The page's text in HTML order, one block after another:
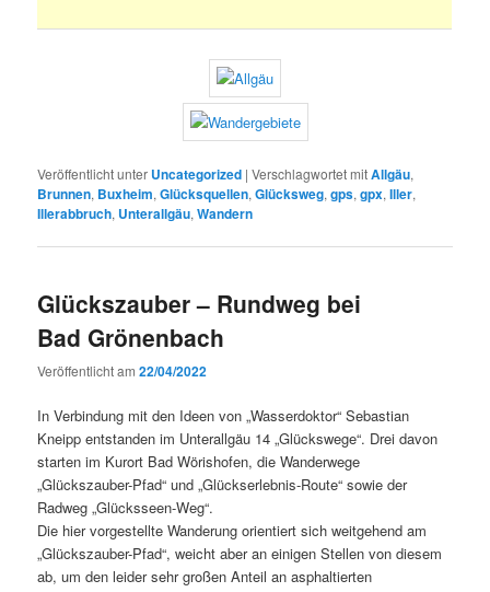
Veröffentlicht unter Uncategorized |Verschlagwortet mitAllgäu,
Brunnen, Buxheim,Glücksquellen,Glücksweg,gps,gpx,Iller,
Illerabbruch, Unterallgäu,Wandern
Glückszauber – Rundweg bei
Bad Grönenbach
Veröffentlicht am22/04/2022
In Verbindung mit den Ideen von „Wasserdoktor“ Sebastian
Kneipp entstanden im Unterallgäu 14 „Glückswege“. Drei davon
starten im Kurort Bad Wörishofen, die Wanderwege
„Glückszauber-Pfad“ und „Glückserlebnis-Route“ sowie der
Radweg „Glücksseen-Weg“.
Die hier vorgestellte Wanderung orientiert sich weitgehend am
„Glückszauber-Pfad“, weicht aber an einigen Stellen von diesem
ab, um den leider sehr großen Anteil an asphaltierten